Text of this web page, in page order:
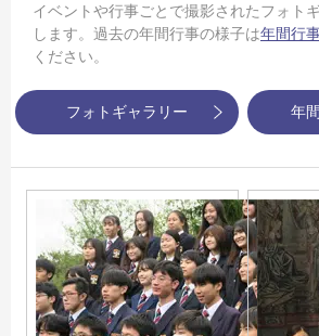
イベントや行事ごとで撮影されたフォト
します。過去の年間行事の様子は年間行
ください。
フォトギャラリー 年
投稿ナビゲーション